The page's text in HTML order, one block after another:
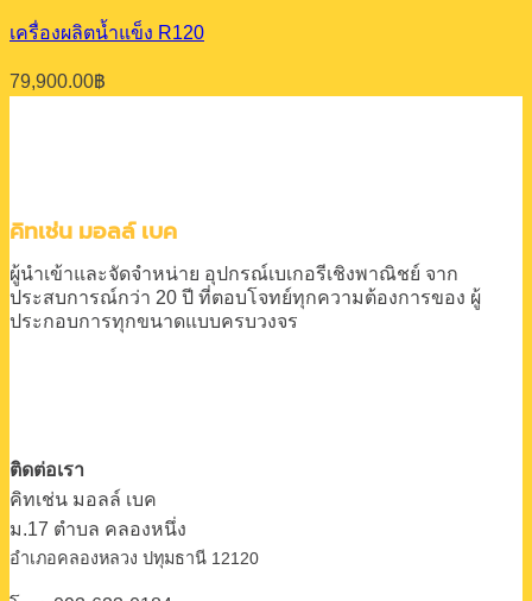
เครื่องผลิตน้ำแข็ง R120
79,900.00฿
คิทเช่น มอลล์ เบค
ผู้นำเข้าและจัดจำหน่าย อุปกรณ์เบเกอรีเชิงพาณิชย์ จาก
ประสบการณ์กว่า 20 ปี ที่ตอบโจทย์ทุกความต้องการของ ผู้
ประกอบการทุกขนาดแบบครบวงจร
ติดต่อเรา
คิทเช่น มอลล์ เบค
ม.17 ตําบล คลองหนึ่ง
อําเภอคลองหลวง ปทุมธานี 12120